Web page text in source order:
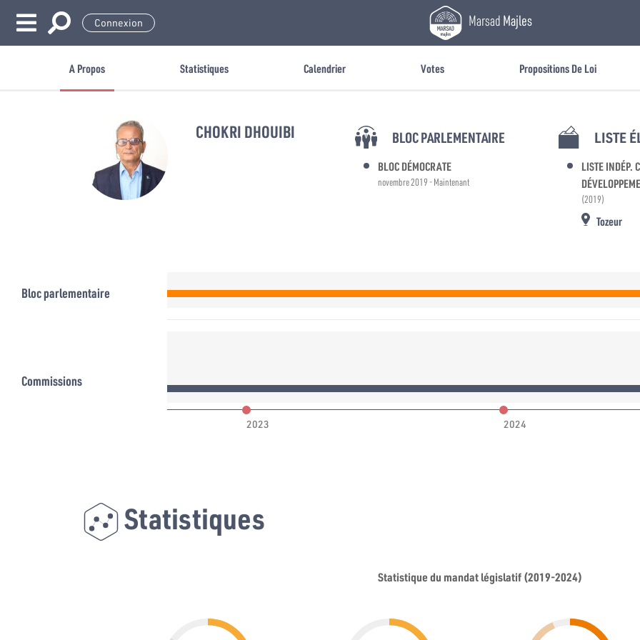
Connexion MarsadMajles
A Propos Statistiques Calendrier Votes Propositions De Loi
CHOKRI DHOUIBI BLOC PARLEMENTAIRE
BLOC DÉMOCRATE
novembre 2019 - Maintenant
LISTE
LISTE INDÉP.
(2019)
Tozeur
Bloc parlementaire
Commissions
2023 2024
Statistiques
Statistique du mandat législatif (2019-2024)